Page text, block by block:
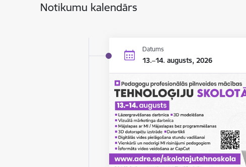
Notikumu kalendārs
Datums
13.–14. augusts, 2026